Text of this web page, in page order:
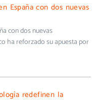
España con dos nuevas
con dos nuevas
ha reforzado su apuesta por
redefinen la